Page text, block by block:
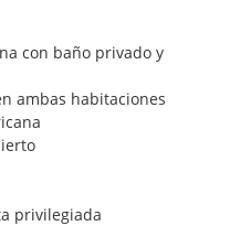
con baño privado y
ambas habitaciones
privilegiada